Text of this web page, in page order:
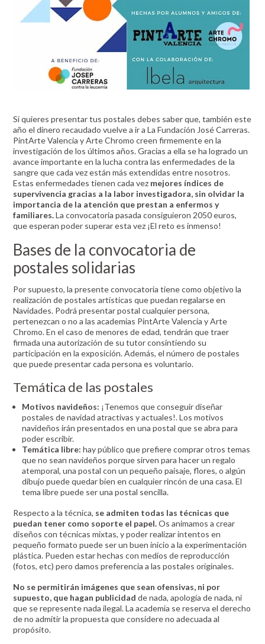
Si quieres presentar tus postales debes saber que, también este
año el dinero recaudado vuelve a ir a La Fundación José Carreras.
PintArte Valencia y Arte Chromo creen firmemente en la
investigación de los últimos años. Gracias a ella se ha logrado un
avance importante en la lucha contra las enfermedades de la
sangre que cada vez están más extendidas entre nosotros.
Estas enfermedades tienen cada vez mejores índices de
supervivencia gracias a la labor investigadora, sin olvidar la
importancia de la atención que prestan a enfermos y
familiares.La convocatoria pasada consiguieron 2050 euros,
que esperan poder superar esta vez ¡El reto es inmenso!
Bases de la convocatoria de
postales solidarias
Por supuesto, la presente convocatoria tiene como objetivo la
realización de postales artísticas que puedan regalarse en
Navidades. Podrá presentar postal cualquier persona,
pertenezcan o no a las academias PintArte Valencia y Arte
Chromo. En el caso de menores de edad, tendrán que traer
firmada una autorización de su tutor consintiendo su
participación en la exposición. Además, el número de postales
que puede presentar cada persona es voluntario.
Temática de las postales
Motivos navideños: ¡Tenemos que conseguir diseñar
postales de navidad atractivas y actuales!. Los motivos
navideños irán presentados en una postal que se abra para
poder escribir.
Temática libre: hay público que prefiere comprar otros temas
que no sean navideños porque sirven para hacer un regalo
atemporal, una postal con un pequeño paisaje, flores, o algún
dibujo puede quedar bien en cualquier rincón de una casa. El
tema libre puede ser una postal sencilla.
Respecto a la técnica, se admiten todas las técnicas que
puedan tener como soporte el papel.Os animamos a crear
diseños con técnicas mixtas, y poder realizar intentos en
pequeño formato puede ser un buen inicio a la experimentación
plástica. Pueden estar hechas con medios de reproducción
(fotos, etc) pero damos preferencia a las postales originales.
No se permitirán imágenes que sean ofensivas, ni por
supuesto, que hagan publicidad de nada, apología de nada, ni
que se represente nada ilegal. La academia se reserva el derecho
de no admitir la propuesta que considere no adecuada al
propósito.